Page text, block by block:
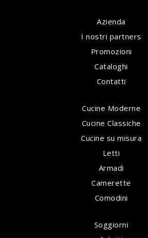
Azienda
I nostri partners
Promozioni
Cataloghi
Contatti
Cucine Moderne
Cucine Classiche
Cucine su misura
Letti
Armadi
Camerette
Comodini
Soggiorni